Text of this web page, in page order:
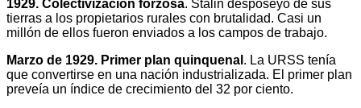
1929. Colectivización forzosa. Stalin desposeyó de sus
tierras a los propietarios rurales con brutalidad. Casi un
millón de ellos fueron enviados a los campos de trabajo.
Marzo de 1929. Primer plan quinquenal . La URSS tenía
que convertirse en una nación industrializada. El primer plan
preveía un índice de crecimiento del 32 por ciento.